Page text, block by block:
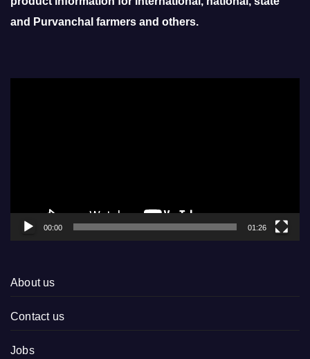
and Purvanchal farmers and others.
00:00 01:26
About us
Contact us
Jobs